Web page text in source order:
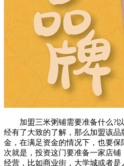
加盟三米粥铺需要准备什么?以
经有了大致的了解，那么加盟该
金，在满足资金的情况下，也要
次就是，投资这门要准备一家店
经营，比如商业街，大学城或者